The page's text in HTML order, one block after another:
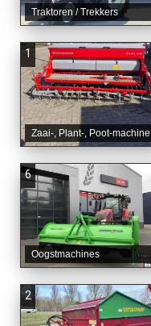
Traktoren / Trekkers
1
Zaai-, Plant-, Poot-machine
6
Oogstmachines
2